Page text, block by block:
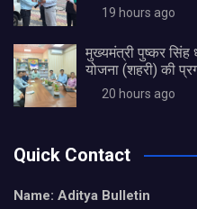
19 hours ago
मुख्यमंत्री पुष्कर सिंह
योजना (शहरी) की
20 hours ago
Quick Contact
Name: Aditya Bulletin